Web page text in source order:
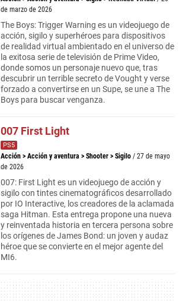
de marzo de 2026
The Boys: Trigger Warning es un videojuego de
acción, sigilo y superhéroes para dispositivos
de realidad virtual ambientado en el universo de
la exitosa serie de televisión de Prime Video,
donde somos un personaje nuevo que, tras
descubrir un terrible secreto de Vought y verse
forzado a convertirse en un Supe, se une a The
Boys para buscar venganza.
007 First Light
PS5
Acción > Acción y aventura > Shooter > Sigilo / 27 de mayo
de 2026
007: First Light es un videojuego de acción y
sigilo con tintes cinematográficos desarrollado
por IO Interactive, los creadores de la aclamada
saga Hitman. Esta entrega propone una nueva
y reinventada historia en tercera persona sobre
los orígenes de James Bond: un joven y audaz
héroe que se convierte en el mejor agente del
MI6.